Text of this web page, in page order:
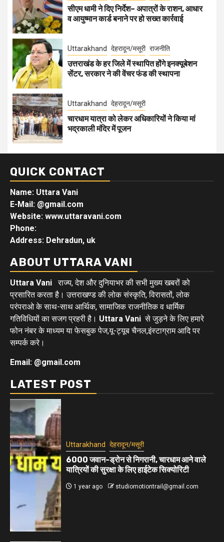
सीएम धामी ने दिए निर्देश– अपात्रों के राशन, आधार
व आयुष्मान कार्ड बनाने पर हो सख्त कार्रवाई
Uttarakhand देहरादून/मसूरी राजनीति
उत्तराखंड के हर जिले में स्थापित होंगे इनक्यूबेशन
सेंटर, सरकार ने की वेंचर फंड की स्थापना
Uttarakhand देहरादून/मसूरी
चारधाम यात्रा को लेकर अधिकारियों ने किया मां
भद्रकाली मंदिर में पूजन
QUICK CONTACT
Name: Uttara Vani
E-Mail: @gmail.com
Website: www.uttaravani.com
Phone:
Address: Dehradun, uk
ABOUT UTTARA VANI
Uttara Vani राज्य, देश और दुनियाभर की सभी मुख्य खबरों को
प्रसारित करता है। उत्तराखण्ड की लोक संस्कृति, विरासतों, लोक
परंपराओ के साथ-साथ आर्थिक, सामाजिक राजनीतिक व धार्मिक
गतिविधियों का सजग प्रहरी है। Uttara Vani से जुड़ने के लिए हमारे
फोन नंबर के माध्यम या फेसबुक पेज,यू-ट्यूब चैनल,इंस्टाग्राम आदि पर
सम्पर्क करे।
Email: @gmail.com
LATEST POST
Uttarakhand देहरादून/मसूरी
6000 जवान-ड्रोन से निगरानी, चारधाम आने वाले
यात्रियों की सुरक्षा के लिए हाईटेक सिक्योरिटी
1 year ago studiomotiontrail@gmail.com